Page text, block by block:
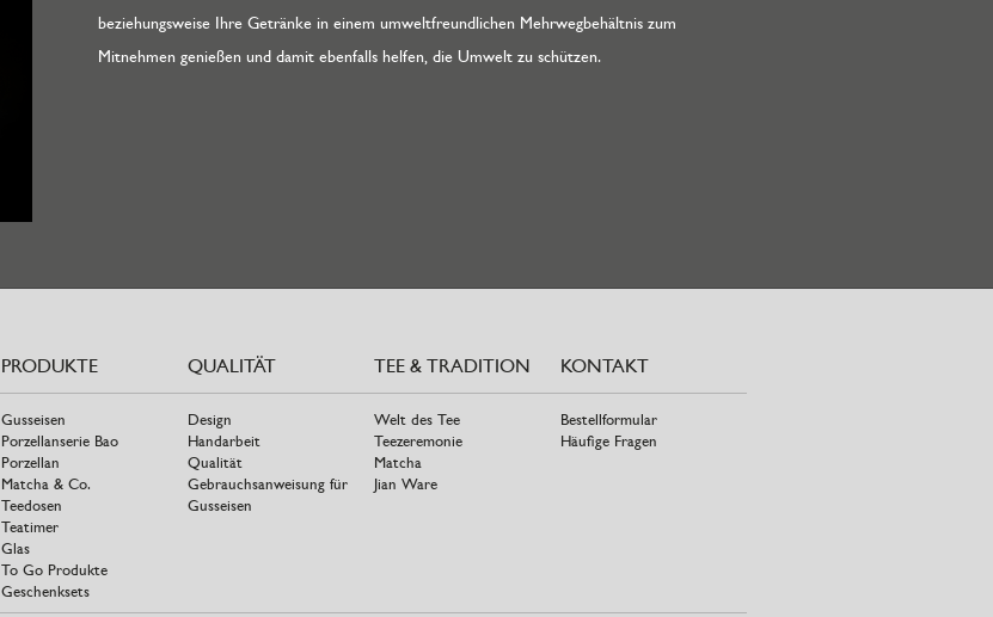
beziehungsweise Ihre Getränke in einem umweltfreundlichen Mehrwegbehältnis zum
Mitnehmen genießen und damit ebenfalls helfen, die Umwelt zu schützen.
PRODUKTE
Gusseisen
Porzellanserie Bao
Porzellan
Matcha & Co.
Teedosen
Teatimer
Glas
To Go Produkte
Geschenksets
QUALITÄT
Design
Handarbeit
Qualität
Gebrauchsanweisung für
Gusseisen
TEE & TRADITION
Welt des Tee
Teezeremonie
Matcha
Jian Ware
KONTAKT
Bestellformular
Häufige Fragen